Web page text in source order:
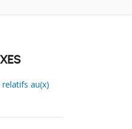
au(x)